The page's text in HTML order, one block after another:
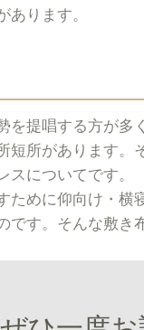
あります。
を提唱する方が多
短所があります
スについてです。
ために仰向け・
です。そんな敷き